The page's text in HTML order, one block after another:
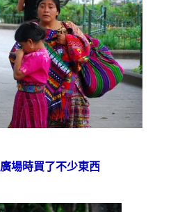
場時買了不少東西